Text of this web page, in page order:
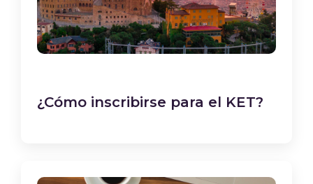
¿Cómo inscribirse para el KET?